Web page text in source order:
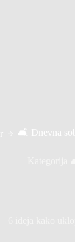
🛋️ Dnevna